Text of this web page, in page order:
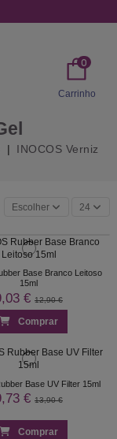
0
Carrinho
INOCOS Verniz
Escolher 24
Base Branco Leitoso
15ml
€ 12,90 €
Comprar
Base UV Filter 15ml
€ 13,90 €
Comprar